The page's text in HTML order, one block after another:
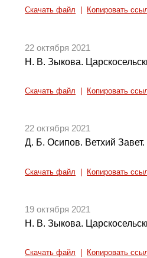
Скачать файл Копировать
22 октября 2021
Н. В. Зыкова.
Скачать файл Копировать
22 октября 2021
Д. Б. Осипов. Ветхий
Скачать файл Копировать
19 октября 2021
Н. В. Зыкова.
Скачать файл Копировать